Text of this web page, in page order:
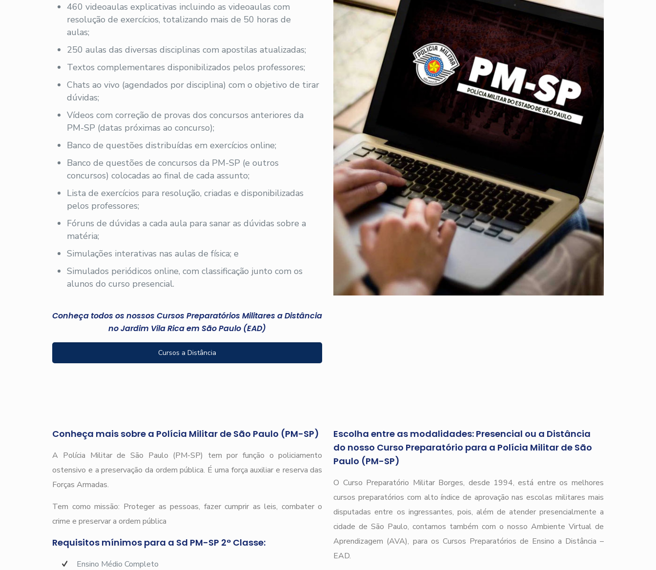
460 videoaulas explicativas incluindo as videoaulas com
resolução de exercícios, totalizando mais de 50 horas de
aulas;
250 aulas das diversas disciplinas com apostilas atualizadas;
Textos complementares disponibilizados pelos professores;
Chats ao vivo (agendados por disciplina) com o objetivo de tirar
dúvidas;
Vídeos com correção de provas dos concursos anteriores da
PM-SP (datas próximas ao concurso);
Banco de questões distribuídas em exercícios online;
Banco de questões de concursos da PM-SP (e outros
concursos) colocadas ao final de cada assunto;
Lista de exercícios para resolução, criadas e disponibilizadas
pelos professores;
Fóruns de dúvidas a cada aula para sanar as dúvidas sobre a
matéria;
Simulações interativas nas aulas de física; e
Simulados periódicos online, com classificação junto com os
alunos do curso presencial.
Conheça todos os nossos Cursos Preparatórios Militares a Distância
no Jardim Vila Rica em São Paulo (EAD)
Cursos a Distância
Conheça mais sobre a Polícia Militar de São Paulo (PM-SP)
A Polícia Militar de São Paulo (PM-SP) tem por função o policiamento
ostensivo e a preservação da ordem pública. É uma força auxiliar e reserva das
Forças Armadas.
Tem como missão: Proteger as pessoas, fazer cumprir as leis, combater o
crime e preservar a ordem pública
Requisitos mínimos para a Sd PM-SP 2° Classe:
Ensino Médio Completo
Escolha entre as modalidades: Presencial ou a Distância
do nosso Curso Preparatório para a Polícia Militar de São
Paulo (PM-SP)
O Curso Preparatório Militar Borges, desde 1994, está entre os melhores
cursos preparatórios com alto índice de aprovação nas escolas militares mais
disputadas entre os ingressantes, pois, além de atender presencialmente a
cidade de São Paulo, contamos também com o nosso Ambiente Virtual de
Aprendizagem (AVA), para os Cursos Preparatórios de Ensino a Distância –
EAD.